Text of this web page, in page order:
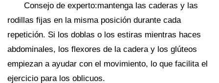
Consejo de experto:mantenga las caderas y las
rodillas fijas en la misma posición durante cada
repetición. Si los doblas o los estiras mientras haces
abdominales, los flexores de la cadera y los glúteos
empiezan a ayudar con el movimiento, lo que facilita el
ejercicio para los oblicuos.